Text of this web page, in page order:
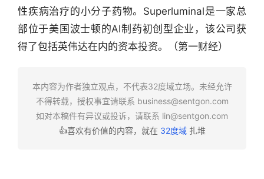
行
性疾病治疗的小分子药物。Superluminal是一家总
部位于美国波士顿的AI制药初创型企业，该公司获
得了包括英伟达在内的资本投资。（第一财经）
本内容为作者独立观点，不代表32度域立场。未经允许
不得转载，授权事宜请联系 business@sentgon.com
如对本稿件有异议或投诉，请联系 lin@sentgon.com
👍喜欢有价值的内容，就在 32度域扎堆